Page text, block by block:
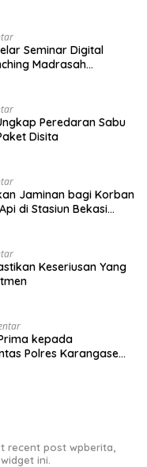
Seminar Digital
Madrasah
Peredaran Sabu
Disita
Jaminan bagi Korban
di Stasiun Bekasi
Keseriusan Yang
kepada
Polres Karangasem
recent post wpberita,
ini.